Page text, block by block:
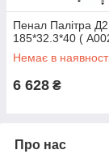
Пенал Палітра
185*32.3*40 (
Немає в
6 628 ₴
Про нас